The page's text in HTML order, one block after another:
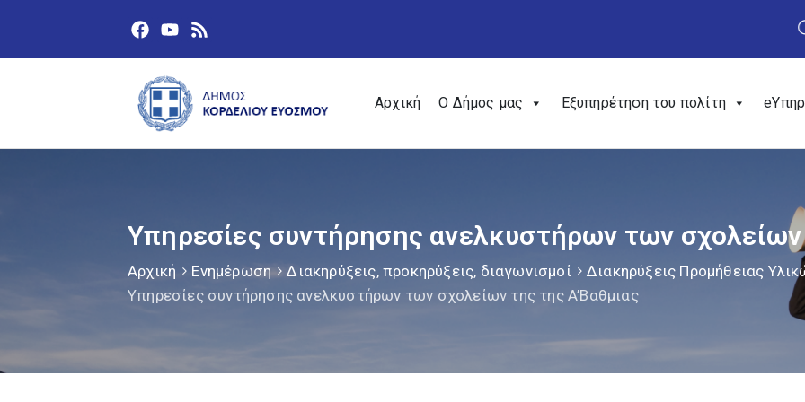
Αρχική Ο Δήμος μας Εξυπηρέτηση του πολίτη
Υπηρεσίες συντήρησης ανελκυστήρων των σχολείων
Αρχική Ενημέρωση Διακηρύξεις, προκηρύξεις, διαγωνισμοί
Διακηρύξεις Προμήθειας
Υπηρεσίες συντήρησης ανελκυστήρων των σχολείων της της A’Βαθμιας